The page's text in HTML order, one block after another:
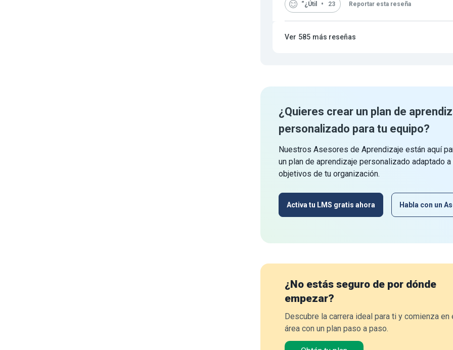
“¿Útil 23 Reportar esta reseña
Ver 585 más reseñas
¿Quieres crear un plan de
personalizado para tu equipo?
Nuestros Asesores de Aprendizaje están aquí
un plan de aprendizaje personalizado adaptado
objetivos de tu organización.
Activa tu LMS gratis ahora Habla con un
¿No estás seguro de por dónde
empezar?
Descubre la carrera ideal para ti y comienza en
área con un plan paso a paso.